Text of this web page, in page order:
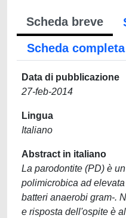
Scheda breve
Scheda completa
Data di pubblicazione
27-feb-2014
Lingua
Italiano
Abstract in italiano
La parodontite (PD) è
polimicrobica ad
batteri anaerobi gram-.
e risposta dell'ospite è